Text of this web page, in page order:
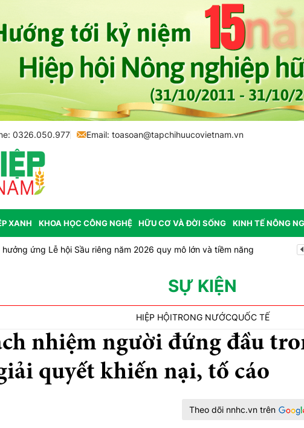
0326.050.977 Email: toasoan@tapchihuucovietnam.vn
XANH KHOA HỌC CÔNG NGHỆ HỮU CƠ VÀ ĐỜI SỐNG KINH TẾ NÔNG
ứng Lễ hội Sầu riêng năm 2026 quy mô lớn và tiềm năng
SỰ KIỆN
HIỆP HỘITRONG NƯỚCQUỐC TẾ
nhiệm người đứng đầu
quyết khiến nại, tố cáo
Theo dõi nnhc.vn trên